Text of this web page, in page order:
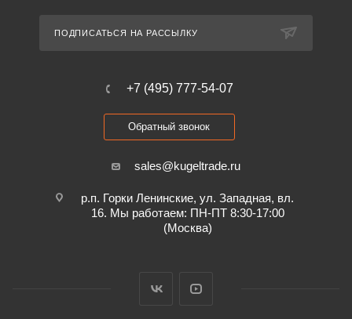
ПОДПИСАТЬСЯ НА РАССЫЛКУ
+7 (495) 777-54-07
Обратный звонок
sales@kugeltrade.ru
р.п. Горки Ленинские, ул. Западная, вл.
16. Мы работаем: ПН-ПТ 8:30-17:00
(Москва)